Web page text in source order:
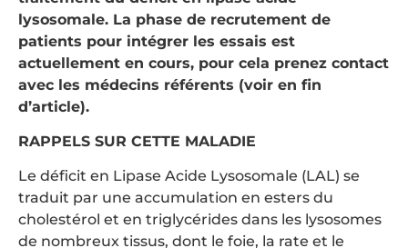
lysosomale. La phase de recrutement de
patients pour intégrer les essais est
actuellement en cours, pour cela prenez contact
avec les médecins référents (voir en fin
d’article).
RAPPELS SUR CETTE MALADIE
Le déficit en Lipase Acide Lysosomale (LAL) se
traduit par une accumulation en esters du
cholestérol et en triglycérides dans les lysosomes
de nombreux tissus, dont le foie, la rate et le